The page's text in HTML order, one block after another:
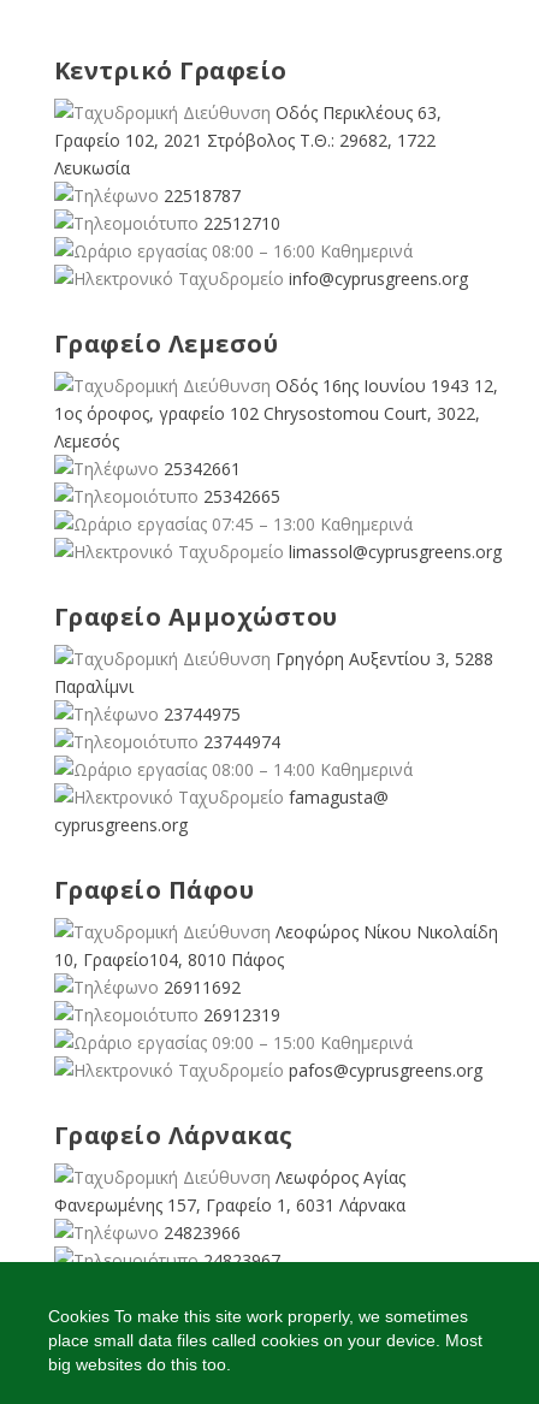
Κεντρικό Γραφείο
Οδός Περικλέους 63,
Γραφείο 102, 2021 Στρόβολος Τ.Θ.: 29682, 1722
Λευκωσία
22518787
22512710
08:00 – 16:00 Καθημερινά
info@cyprusgreens.org
Γραφείο Λεμεσού
Οδός 16ης Ιουνίου 1943 12,
1ος όροφος, γραφείο 102 Chrysostomou Court, 3022,
Λεμεσός
25342661
25342665
07:45 – 13:00 Καθημερινά
limassol@cyprusgreens.org
Γραφείο Αμμοχώστου
Γρηγόρη Αυξεντίου 3, 5288
Παραλίμνι
23744975
23744974
08:00 – 14:00 Καθημερινά
famagusta@
cyprusgreens.org
Γραφείο Πάφου
Λεοφώρος Νίκου Νικολαίδη
10, Γραφείο104, 8010 Πάφος
26911692
26912319
09:00 – 15:00 Καθημερινά
pafos@cyprusgreens.org
Γραφείο Λάρνακας
Λεωφόρος Αγίας
Φανερωμένης 157, Γραφείο 1, 6031 Λάρνακα
24823966
24823967
larnaka@cyprusgreens.
org
Cookies To make this site work properly, we sometimes
place small data files called cookies on your device. Most
big websites do this too.